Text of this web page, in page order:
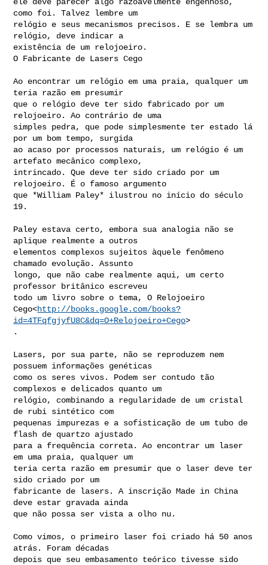
como foi. Talvez lembre um
relógio e seus mecanismos precisos. E se lembra um
relógio, deve indicar a
existência de um relojoeiro.
O Fabricante de Lasers Cego
Ao encontrar um relógio em uma praia, qualquer um
teria razão em presumir
que o relógio deve ter sido fabricado por um
relojoeiro. Ao contrário de uma
simples pedra, que pode simplesmente ter estado lá
por um bom tempo, surgida
ao acaso por processos naturais, um relógio é um
artefato mecânico complexo,
intrincado. Que deve ter sido criado por um
relojoeiro. É o famoso argumento
que *William Paley* ilustrou no início do século
19.
Paley estava certo, embora sua analogia não se
aplique realmente a outros
elementos complexos sujeitos àquele fenômeno
chamado evolução. Assunto
longo, que não cabe realmente aqui, um certo
professor britânico escreveu
todo um livro sobre o tema, O Relojoeiro
Cego<http://books.google.com/books?
id=4TFqfgjyfU8C&dq=O+Relojoeiro+Cego>
.
Lasers, por sua parte, não se reproduzem nem
possuem informações genéticas
como os seres vivos. Podem ser contudo tão
complexos e delicados quanto um
relógio, combinando a regularidade de um cristal
de rubi sintético com
pequenas impurezas e a sofisticação de um tubo de
flash de quartzo ajustado
para a frequência correta. Ao encontrar um laser
em uma praia, qualquer um
teria certa razão em presumir que o laser deve ter
sido criado por um
fabricante de lasers. A inscrição Made in China
deve estar gravada ainda
que não possa ser vista a olho nu.
Como vimos, o primeiro laser foi criado há 50 anos
atrás. Foram décadas
depois que seu embasamento teórico tivesse sido